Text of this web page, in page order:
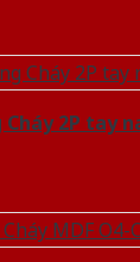
2P tay